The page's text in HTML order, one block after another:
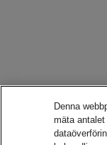
Denna
mäta